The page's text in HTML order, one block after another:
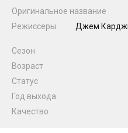
Оригинальное название
Режиссеры
Джем
Сезон
Возраст
Статус
Год выхода
Качество